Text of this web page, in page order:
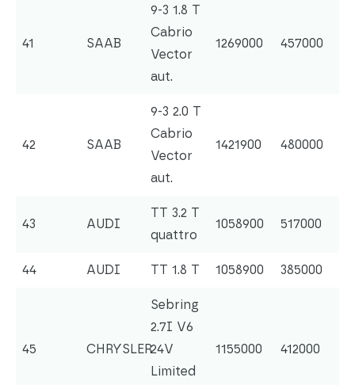
41 SAAB
9-3 1.8 T
Cabrio
Vector
aut.
1269000 457000
42 SAAB
9-3 2.0 T
Cabrio
Vector
aut.
1421900 480000
43 AUDI
TT 3.2 T
quattro
1058900 517000
44 AUDI TT 1.8 T 1058900 385000
45 CHRYSLER
Sebring
2.7I V6
24V
Limited
1155000 412000